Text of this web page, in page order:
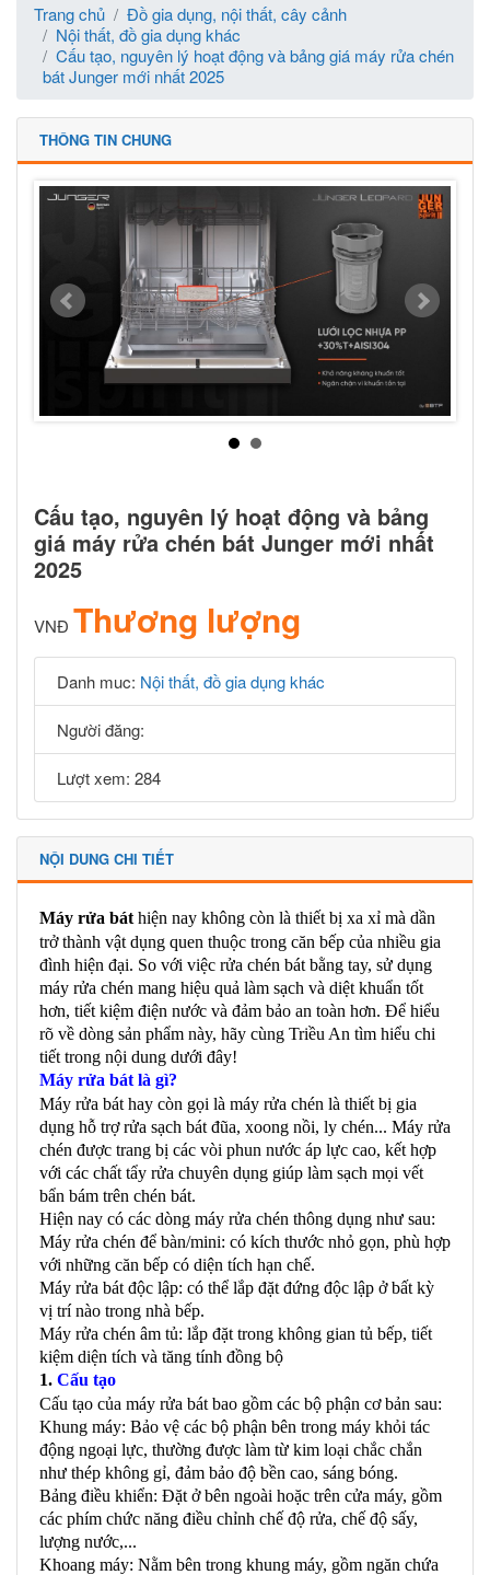
Trang chủ
Đồ gia dụng, nội thất, cây cảnh
Nội thất, đồ gia dụng khác
Cấu tạo, nguyên lý hoạt động và bảng giá máy rửa chén
bát Junger mới nhất 2025
THÔNG TIN CHUNG
Cấu tạo, nguyên lý hoạt động và bảng
giá máy rửa chén bát Junger mới nhất
2025
VNĐ Thương lượng
Danh muc: Nội thất, đồ gia dụng khác
Người đăng:
Lượt xem: 284
NỘI DUNG CHI TIẾT
Máy rửa bát hiện nay không còn là thiết bị xa xỉ mà dần
trở thành vật dụng quen thuộc trong căn bếp của nhiều gia
đình hiện đại. So với việc rửa chén bát bằng tay, sử dụng
máy rửa chén mang hiệu quả làm sạch và diệt khuẩn tốt
hơn, tiết kiệm điện nước và đảm bảo an toàn hơn. Để hiểu
rõ về dòng sản phẩm này, hãy cùng Triều An tìm hiểu chi
tiết trong nội dung dưới đây!
Máy rửa bát là gì?
Máy rửa bát hay còn gọi là máy rửa chén là thiết bị gia
dụng hỗ trợ rửa sạch bát đũa, xoong nồi, ly chén... Máy rửa
chén được trang bị các vòi phun nước áp lực cao, kết hợp
với các chất tẩy rửa chuyên dụng giúp làm sạch mọi vết
bẩn bám trên chén bát.
Hiện nay có các dòng máy rửa chén thông dụng như sau:
Máy rửa chén để bàn/mini: có kích thước nhỏ gọn, phù hợp
với những căn bếp có diện tích hạn chế.
Máy rửa bát độc lập: có thể lắp đặt đứng độc lập ở bất kỳ
vị trí nào trong nhà bếp.
Máy rửa chén âm tủ: lắp đặt trong không gian tủ bếp, tiết
kiệm diện tích và tăng tính đồng bộ
1. Cấu tạo
Cấu tạo của máy rửa bát bao gồm các bộ phận cơ bản sau:
Khung máy: Bảo vệ các bộ phận bên trong máy khỏi tác
động ngoại lực, thường được làm từ kim loại chắc chắn
như thép không gỉ, đảm bảo độ bền cao, sáng bóng.
Bảng điều khiển: Đặt ở bên ngoài hoặc trên cửa máy, gồm
các phím chức năng điều chỉnh chế độ rửa, chế độ sấy,
lượng nước,...
Khoang máy: Nằm bên trong khung máy, gồm ngăn chứa